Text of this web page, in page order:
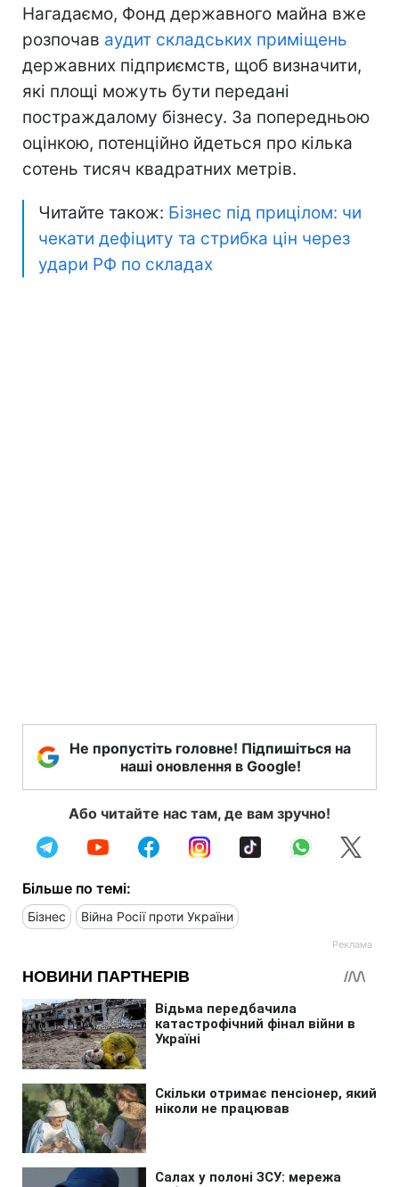
Нагадаємо, Фонд державного майна вже
розпочав аудит складських приміщень
державних підприємств, щоб визначити,
які площі можуть бути передані
постраждалому бізнесу. За попередньою
оцінкою, потенційно йдеться про кілька
сотень тисяч квадратних метрів.
Читайте також: Бізнес під прицілом: чи
чекати дефіциту та стрибка цін через
удари РФ по складах
Не пропустіть головне! Підпишіться на
наші оновлення в Google!
Або читайте нас там, де вам зручно!
Більше по темі:
Бізнес Війна Росії проти України